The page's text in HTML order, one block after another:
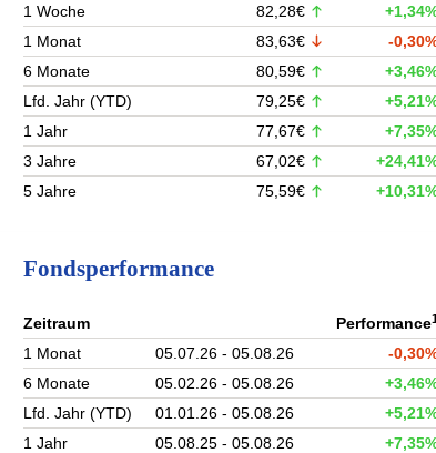
1 Woche
82,28€
1 Monat
83,63€
-
6 Monate
80,59€
Lfd. Jahr (YTD)
79,25€
1 Jahr
77,67€
3 Jahre
67,02€
5 Jahre
75,59€
Fondsperformance
Zeitraum Performance
1 Monat 05.07.26 - 05.08.26
-
6 Monate
05.02.26 - 05.08.26
Lfd. Jahr (YTD)
01.01.26 - 05.08.26
1 Jahr
05.08.25 - 05.08.26